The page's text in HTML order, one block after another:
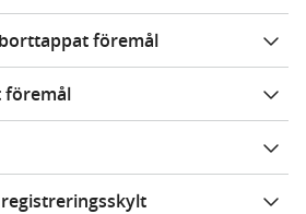
föremål
föremål